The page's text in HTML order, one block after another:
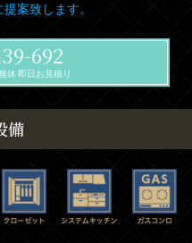
案致します。
692
休 即日お見積り
備